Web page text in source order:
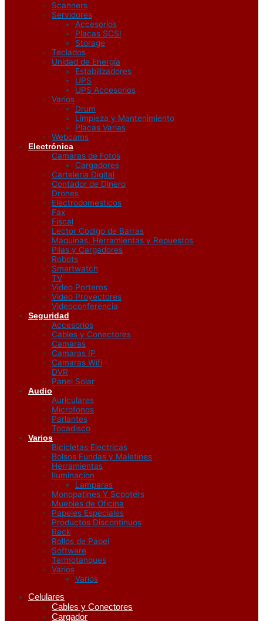
Scanners
Servidores
Accesorios
Placas SCSI
Storage
Teclados
Unidad de Energía
Estabilizadores
UPS
UPS Accesorios
Varios
Drum
Limpieza y Mantenimiento
Placas Varias
Webcams
Electrónica
Camaras de Fotos
Cargadores
Carteleria Digital
Contador de Dinero
Drones
Electrodomesticos
Fax
Fiscal
Lector Codigo de Barras
Maquinas, Herramientas y Repuestos
Pilas y Cargadores
Robots
Smartwatch
TV
Video Porteros
Video Proyectores
Videoconferencia
Seguridad
Accesorios
Cables y Conectores
Camaras
Camaras IP
Camaras Wifi
DVR
Panel Solar
Audio
Auriculares
Microfonos
Parlantes
Tocadisco
Varios
Bicicletas Electricas
Bolsos Fundas y Maletines
Herramientas
Iluminacion
Lamparas
Monopatines Y Scooters
Muebles de Oficina
Papeles Especiales
Productos Discontinuos
Rack
Rollos de Papel
Software
Termotanques
Varios
Varios
Celulares
Cables y Conectores
Cargador